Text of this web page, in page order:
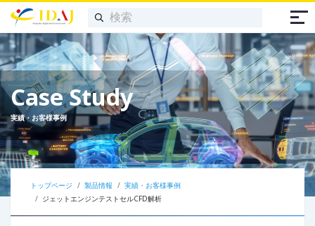
Case Study
実績・お客様事例
トップページ 製品情報
実績・お客様事例
ジェットエンジンテストセルCFD解析